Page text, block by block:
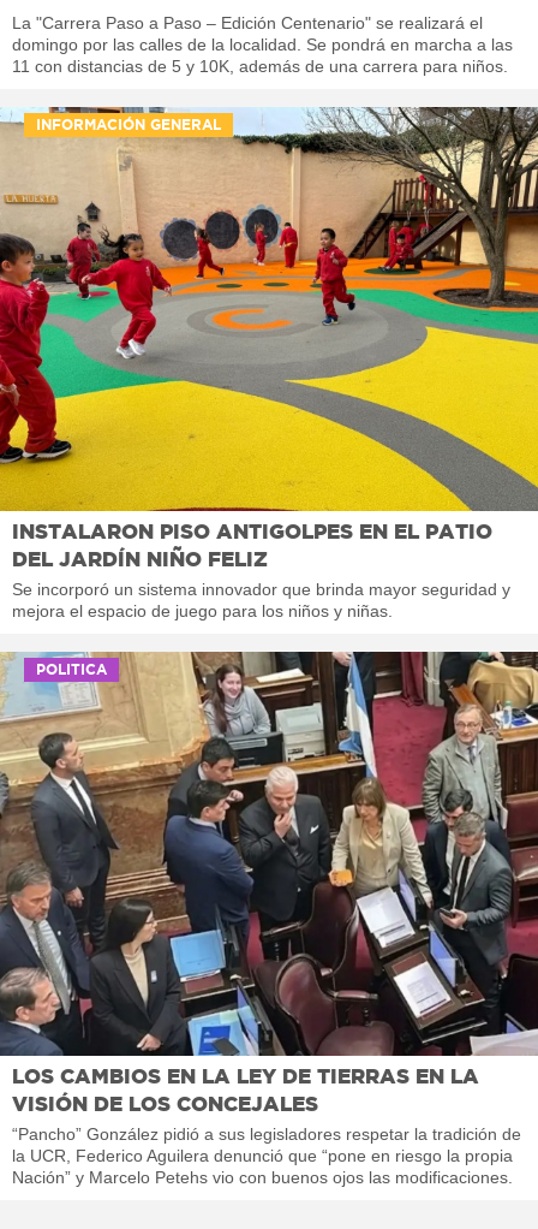
La "Carrera Paso a Paso – Edición Centenario" se realizará el
domingo por las calles de la localidad. Se pondrá en marcha a las
11 con distancias de 5 y 10K, además de una carrera para niños.
INFORMACIÓN GENERAL
INSTALARON PISO ANTIGOLPES EN EL PATIO
DEL JARDÍN NIÑO FELIZ
Se incorporó un sistema innovador que brinda mayor seguridad y
mejora el espacio de juego para los niños y niñas.
POLITICA
LOS CAMBIOS EN LA LEY DE TIERRAS EN LA
VISIÓN DE LOS CONCEJALES
“Pancho” González pidió a sus legisladores respetar la tradición de
la UCR, Federico Aguilera denunció que “pone en riesgo la propia
Nación” y Marcelo Petehs vio con buenos ojos las modificaciones.